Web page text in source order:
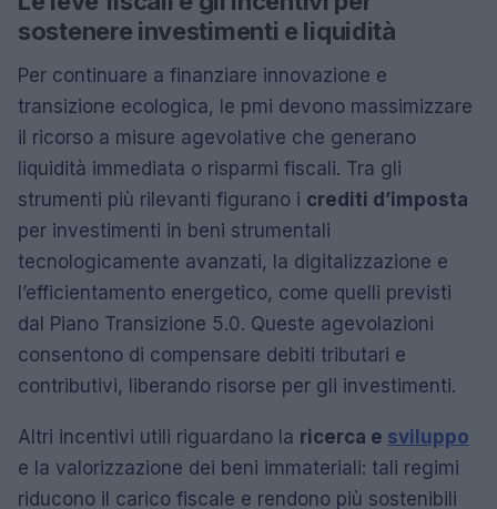
sostenere investimenti e liquidità
Per continuare a finanziare innovazione e
transizione ecologica, le pmi devono massimizzare
il ricorso a misure agevolative che generano
liquidità immediata o risparmi fiscali. Tra gli
strumenti più rilevanti figurano i crediti d’imposta
per investimenti in beni strumentali
tecnologicamente avanzati, la digitalizzazione e
l’efficientamento energetico, come quelli previsti
dal Piano Transizione 5.0. Queste agevolazioni
consentono di compensare debiti tributari e
contributivi, liberando risorse per gli investimenti.
Altri incentivi utili riguardano la ricerca e sviluppo
e la valorizzazione dei beni immateriali: tali regimi
riducono il carico fiscale e rendono più sostenibili